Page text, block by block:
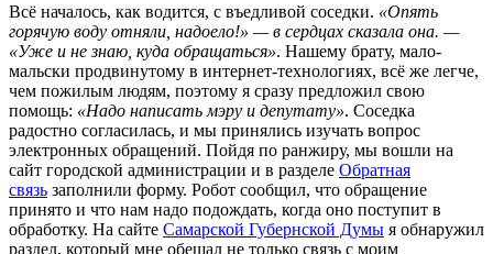
Всё началось, как водится, с въедливой соседки. «Опять
горячую воду отняли, надоело!» — в сердцах сказала она. —
«Уже и не знаю, куда обращаться». Нашему брату, мало-
мальски продвинутому в интернет-технологиях, всё же легче,
чем пожилым людям, поэтому я сразу предложил свою
помощь: «Надо написать мэру и депутату». Соседка
радостно согласилась, и мы принялись изучать вопрос
электронных обращений. Пойдя по ранжиру, мы вошли на
сайт городской администрации и в разделе Обратная
связь заполнили форму. Робот сообщил, что обращение
принято и что нам надо подождать, когда оно поступит в
обработку. На сайте Самарской Губернской Думы я обнаружил
раздел, который мне обещал не только связь с моим